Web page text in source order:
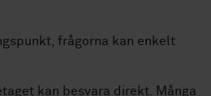
frågorna kan enkelt
kan besvara direkt. Många